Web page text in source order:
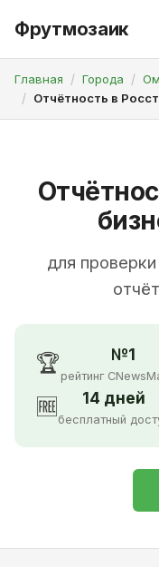
Фрутмозаик
Главная Города
Отчётность в
для
🏆 №1
рейтинг
🆓 14 дней
бесплатный